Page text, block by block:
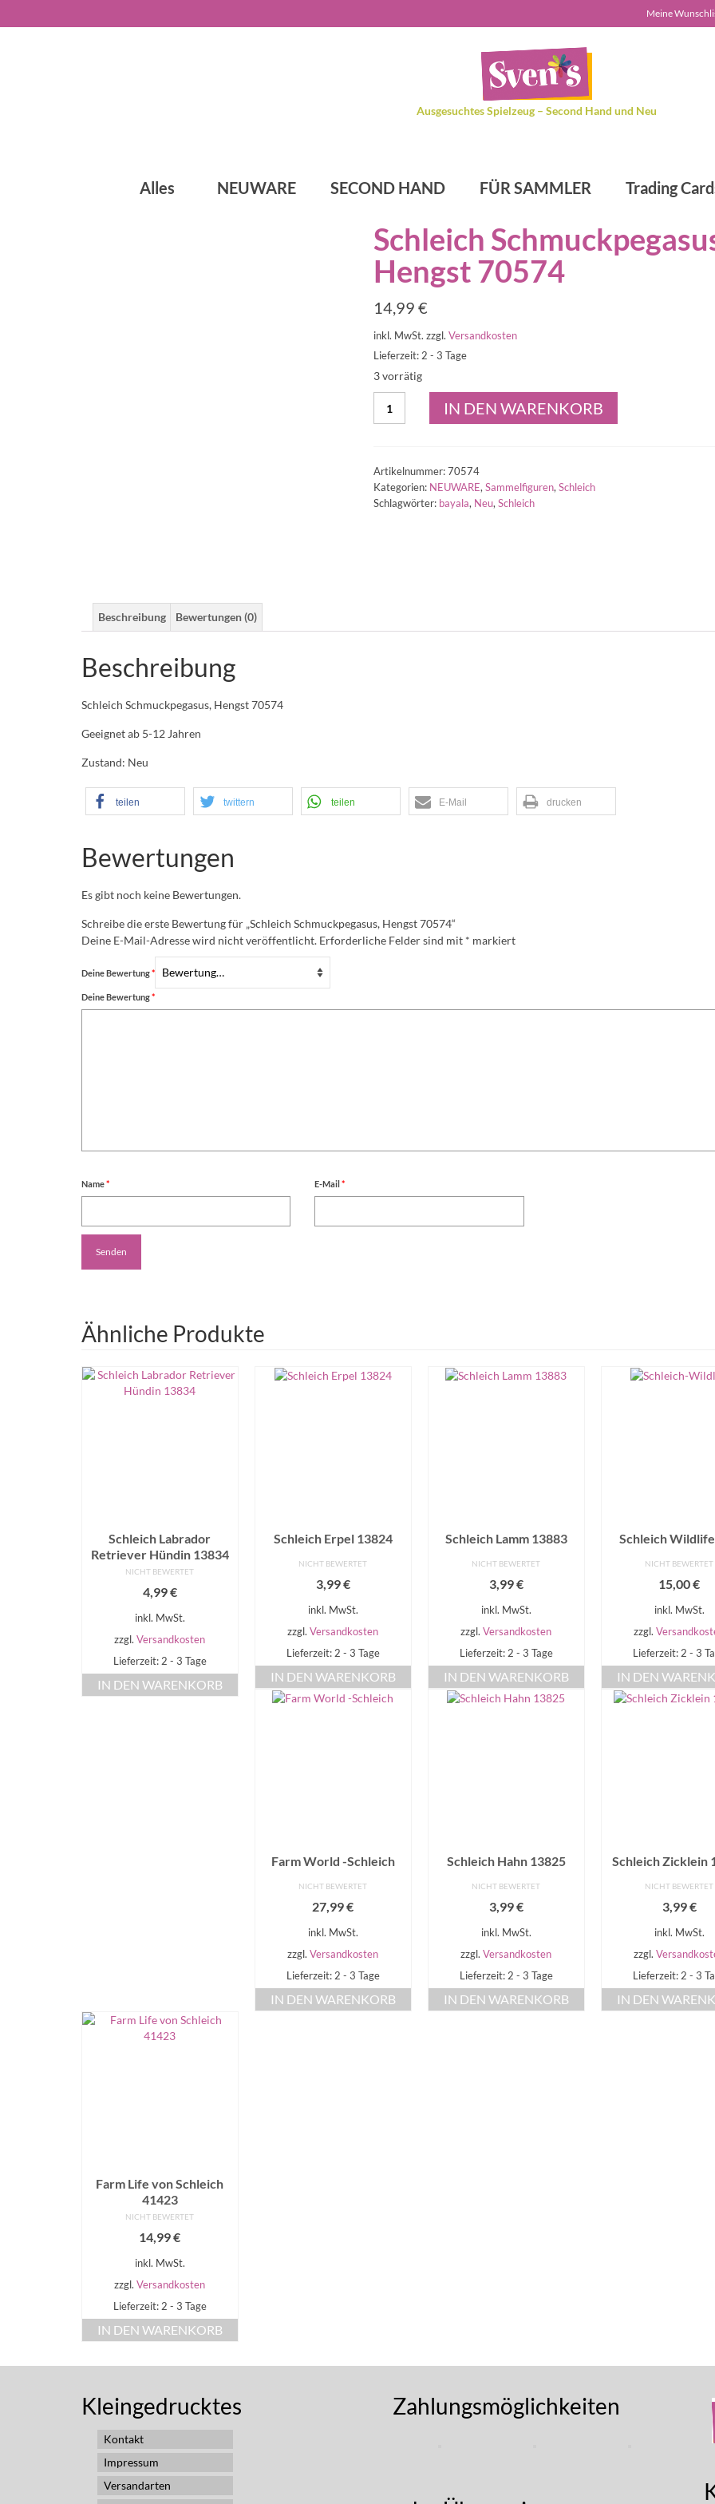
Meine
Ausgesuchtes Spielzeug – Second Hand und Neu
Alles NEUWARE SECOND HAND FÜR SAMMLER Trading
Schleich
Hengst 70574
14,99 €
inkl. MwSt. zzgl. Versandkosten
Lieferzeit: 2 - 3 Tage
3 vorrätig
Schmuckpegasus,IN DEN WARENKORB
Artikelnummer:70574
Kategorien: NEUWARE, Sammelfiguren, Schleich
Schlagwörter: bayala, Neu, Schleich
Beschreibung Bewertungen (0)
Beschreibung
Schleich Schmuckpegasus, Hengst 70574
Geeignet ab 5-12 Jahren
Zustand: Neu
teilen twittern teilen E-Mail drucken
Bewertungen
Es gibt noch keine Bewertungen.
Schreibe die erste Bewertung für „Schleich Schmuckpegasus, Hengst 70574“
Deine E-Mail-Adresse wird nicht veröffentlicht. Erforderliche Felder sind mit * markiert
Deine Bewertung*
Deine Bewertung*
Name* E-Mail*
Ähnliche Produkte
Schleich Labrador
Retriever Hündin 13834
NICHT BEWERTET
4,99€
inkl. MwSt.
zzgl.Versandkosten
Lieferzeit: 2 - 3 Tage
IN DEN WARENKORB
Schleich Erpel 13824
NICHT BEWERTET
3,99€
inkl. MwSt.
zzgl.Versandkosten
Lieferzeit: 2 - 3 Tage
IN DEN WARENKORB
Schleich Lamm 13883
NICHT BEWERTET
3,99€
inkl. MwSt.
zzgl.Versandkosten
Lieferzeit: 2 - 3 Tage
IN DEN WARENKORB
Schleich Wildlife
NICHT BEWERTET
15,00€
inkl. MwSt.
zzgl.
Lieferzeit: 2 - 3
IN DEN
Farm World -Schleich
NICHT BEWERTET
27,99€
inkl. MwSt.
zzgl.Versandkosten
Lieferzeit: 2 - 3 Tage
IN DEN WARENKORB
Schleich Hahn 13825
NICHT BEWERTET
3,99€
inkl. MwSt.
zzgl.Versandkosten
Lieferzeit: 2 - 3 Tage
IN DEN WARENKORB
Schleich Zicklein
NICHT BEWERTET
3,99€
inkl. MwSt.
zzgl.
Lieferzeit: 2 - 3
IN DEN
Farm Life von Schleich
41423
NICHT BEWERTET
14,99€
inkl. MwSt.
zzgl.Versandkosten
Lieferzeit: 2 - 3 Tage
IN DEN WARENKORB
Kleingedrucktes
Kontakt
Impressum
Versandarten
Zahlungsmöglichkeiten